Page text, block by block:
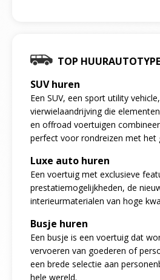
TOP
SUV huren
Een SUV, een sport utility
vierwielaandrijving die
en offroad voertuigen
perfect voor rondreizen met het
Luxe auto huren
Een voertuig met exclusieve
prestatiemogelijkheden, de
interieurmaterialen van hoge
Busje huren
Een busje is een voertuig dat
vervoeren van goederen of
een brede selectie aan
hele wereld.